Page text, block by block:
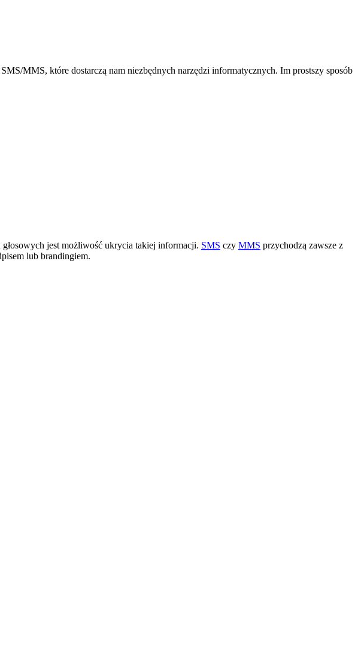
MMS, które dostarczą nam niezbędnych narzędzi informatycznych. Im prostszy sposób
jest możliwość ukrycia takiej informacji. SMS czy MMS przychodzą zawsze z
lub brandingiem.